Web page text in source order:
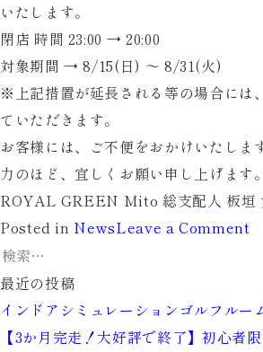
いたします。
閉店 時間 23:00 → 20:00
対象期間 → 8/15(日) ～ 8/31(火)
※上記措置が延長される等の場合には
ていただきます。
お客様には、ご不便をおかけいたしま
力のほど、宜しくお願い申し上げます。
ROYAL GREEN Mito 総支配人 板垣
Posted in NewsLeave a Commenton
検
索:
最近の投稿
インドアシミュレーションゴルフルー
【3か月完走！大好評で終了】初心者